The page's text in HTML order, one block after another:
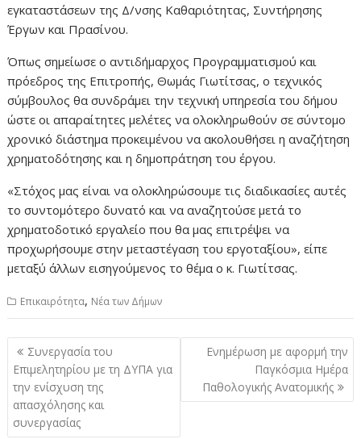
εγκαταστάσεων της Δ/νσης Καθαριότητας, Συντήρησης
Έργων και Πρασίνου.
Όπως σημείωσε ο αντιδήμαρχος Προγραμματισμού και
πρόεδρος της Επιτροπής, Θωμάς Γιωτίτσας, ο τεχνικός
σύμβουλος θα συνδράμει την τεχνική υπηρεσία του δήμου
ώστε οι απαραίτητες μελέτες να ολοκληρωθούν σε σύντομο
χρονικό διάστημα προκειμένου να ακολουθήσει η αναζήτηση
χρηματοδότησης και η δημοπράτηση του έργου.
«Στόχος μας είναι να ολοκληρώσουμε τις διαδικασίες αυτές
το συντομότερο δυνατό και να αναζητούσε μετά το
χρηματοδοτικό εργαλείο που θα μας επιτρέψει να
προχωρήσουμε στην μεταστέγαση του εργοταξίου», είπε
μεταξύ άλλων εισηγούμενος το θέμα ο κ. Γιωτίτσας.
Επικαιρότητα, Νέα των Δήμων
Πλοήγηση
άρθρων
Συνεργασία του
Επιμελητηρίου με τη ΔΥΠΑ για
την ενίσχυση της
απασχόλησης και
συνεργασίας
Ενημέρωση με αφορμή την
Παγκόσμια Ημέρα
Παθολογικής Ανατομικής